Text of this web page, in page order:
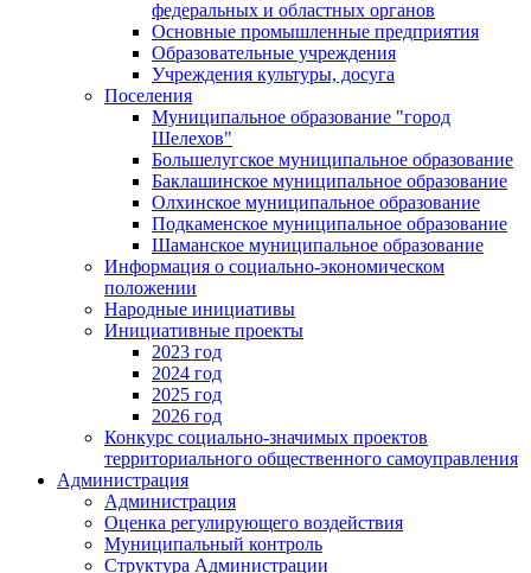
федеральных и областных органов
Основные промышленные предприятия
Образовательные учреждения
Учреждения культуры, досуга
Поселения
Муниципальное образование "город
Шелехов"
Большелугское муниципальное образование
Баклашинское муниципальное образование
Олхинское муниципальное образование
Подкаменское муниципальное образование
Шаманское муниципальное образование
Информация о социально-экономическом
положении
Народные инициативы
Инициативные проекты
2023 год
2024 год
2025 год
2026 год
Конкурс социально-значимых проектов
территориального общественного самоуправления
Администрация
Администрация
Оценка регулирующего воздействия
Муниципальный контроль
Структура Администрации